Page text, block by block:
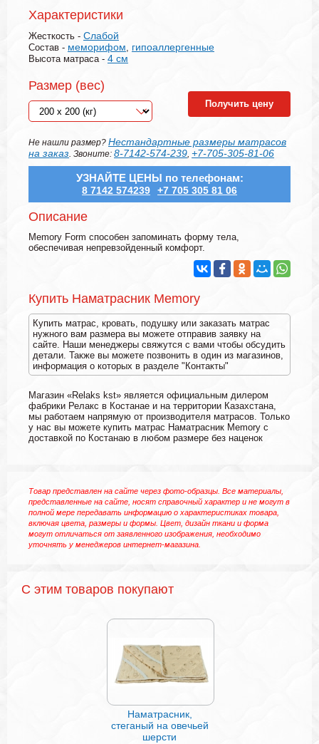
Характеристики
Жесткость - Слабой
Состав - меморифом, гипоаллергенные
Высота матраса - 4 см
Размер (вес)
Получить цену
Не нашли размер? Нестандартные размеры матрасов
на заказ. Звоните: 8-7142-574-239, +7-705-305-81-06
УЗНАЙТЕ ЦЕНЫ по телефонам:
8 7142 574239 +7 705 305 81 06
Описание
Memory Form способен запоминать форму тела,
обеспечивая непревзойденный комфорт.
Купить Наматрасник Memory
Купить матрас, кровать, подушку или заказать матрас
нужного вам размера вы можете отправив заявку на
сайте. Наши менеджеры свяжутся с вами чтобы обсудить
детали. Также вы можете позвонить в один из магазинов,
информация о которых в разделе "Контакты"
Магазин «Relaks kst» является официальным дилером
фабрики Релакс в Костанае и на территории Казахстана,
мы работаем напрямую от производителя матрасов. Только
у нас вы можете купить матрас Наматрасник Memory с
доставкой по Костанаю в любом размере без наценок
Товар представлен на сайте через фото-образцы. Все материалы,
представленные на сайте, носят справочный характер и не могут в
полной мере передавать информацию о характеристиках товара,
включая цвета, размеры и формы. Цвет, дизайн ткани и форма
могут отличаться от заявленного изображения, необходимо
уточнять у менеджеров интернет-магазина.
С этим товаров покупают
Наматрасник,
стеганый на овечьей
шерсти